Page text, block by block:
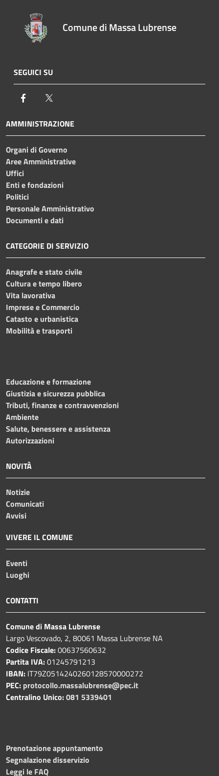
Comune di Massa Lubrense
SEGUICI SU
Facebook
AMMINISTRAZIONE
Organi di Governo
Aree Amministrative
Uffici
Enti e fondazioni
Politici
Personale Amministrativo
Documenti e dati
CATEGORIE DI SERVIZIO
Anagrafe e stato civile
Cultura e tempo libero
Vita lavorativa
Imprese e Commercio
Catasto e urbanistica
Mobilità e trasporti
Educazione e formazione
Giustizia e sicurezza pubblica
Tributi, finanze e contravvenzioni
Ambiente
Salute, benessere e assistenza
Autorizzazioni
NOVITÀ
Notizie
Comunicati
Avvisi
VIVERE IL COMUNE
Eventi
Luoghi
CONTATTI
Comune di Massa Lubrense
Largo Vescovado, 2, 80061 Massa Lubrense NA
Codice Fiscale:00637560632
Partita IVA:01245791213
IBAN: IT79Z0514240260128570000272
PEC: protocollo.massalubrense@pec.it
Centralino Unico:081 5339401
Prenotazione appuntamento
Segnalazione disservizio
Leggi le FAQ